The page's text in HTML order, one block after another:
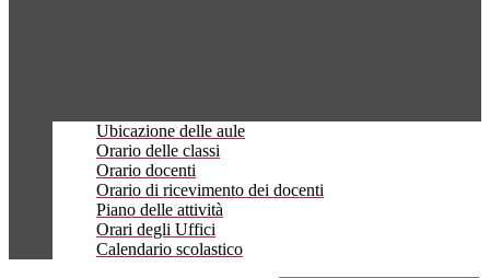
Ubicazione delle aule
Orario delle classi
Orario docenti
Orario di ricevimento dei docenti
Piano delle attività
Orari degli Uffici
Calendario scolastico